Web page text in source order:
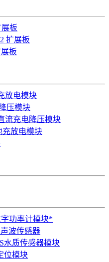
展板
扩展板
板
放电模块
压模块
流充电降压模块
充放电模块
字功率计模块*
波传感器
水质传感器模块
位模块